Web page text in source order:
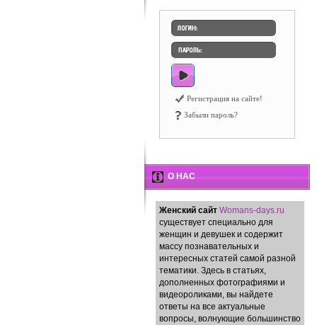
Регистрация на сайте!
Забыли пароль?
О НАС
Женский сайт Womans-days.ru
существует специально для
женщин и девушек и содержит
массу познавательных и
интересных статей самой разной
тематики. Здесь в статьях,
дополненных фотографиями и
видеороликами, вы найдете
ответы на все актуальные
вопросы, волнующие большинство